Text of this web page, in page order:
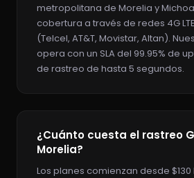
metropolitana de Morelia y
cobertura a través de redes 4G
(Telcel, AT&T, Movistar, Altan).
opera con un SLA del 99.95% de
de rastreo de hasta 5 segundos.
¿Cuánto cuesta el rastreo
Morelia?
Los planes comienzan desde $130